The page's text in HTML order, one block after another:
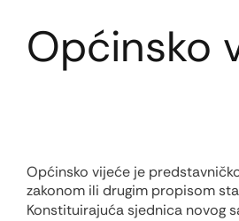
Općinsko
Općinsko vijeće je
zakonom ili drugim propisom
Konstituirajuća sjednica novog